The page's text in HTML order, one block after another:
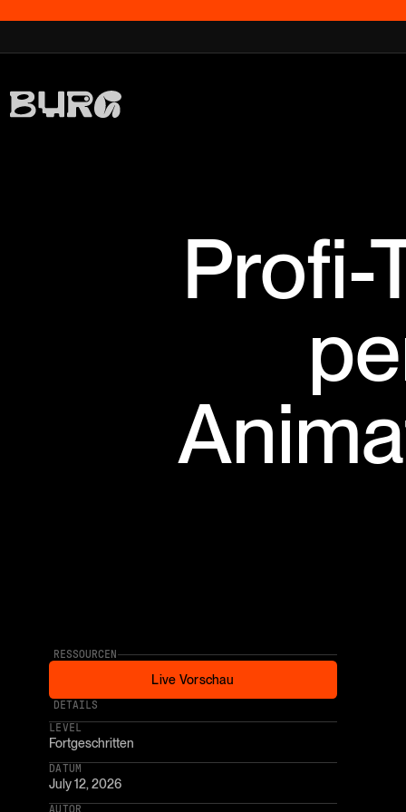
Profi-
RESSOURCEN
Live Vorschau
Live Vorschau
* AFFILIATE LINK
DETAILS
LEVEL
Fortgeschritten
DATUM
July 12, 2026
AUTOR